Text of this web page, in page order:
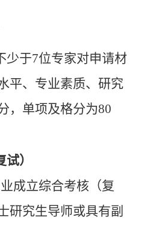
少于7位专家对申请材
平、专业素质、研究
，单项及格分为80
）
成立综合考核（复
研究生导师或具有副